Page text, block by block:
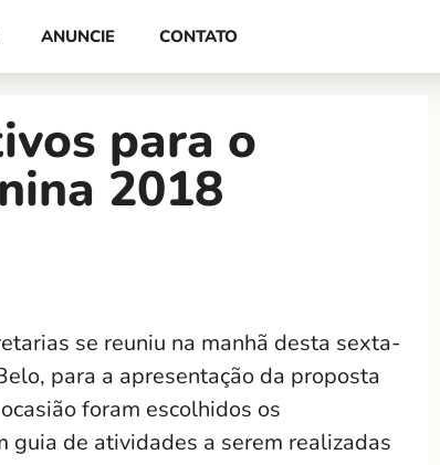
ANUNCIE CONTATO
para o
2018
se reuniu na manhã desta sexta-
para a apresentação da proposta
foram escolhidos os
guia de atividades a serem realizadas